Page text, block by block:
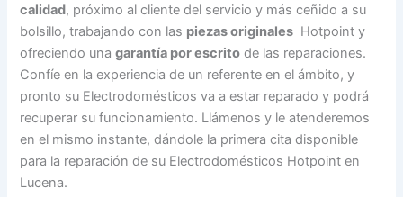
calidad, próximo al cliente del servicio y más ceñido a su
bolsillo, trabajando con las piezas originales Hotpoint y
ofreciendo unagarantía por escrito de las reparaciones.
Confíe en la experiencia de un referente en el ámbito, y
pronto su Electrodomésticos va a estar reparado y podrá
recuperar su funcionamiento. Llámenos y le atenderemos
en el mismo instante, dándole la primera cita disponible
para la reparación de su Electrodomésticos Hotpoint en
Lucena.